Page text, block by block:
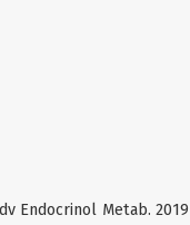
Endocrinol Metab. 2019